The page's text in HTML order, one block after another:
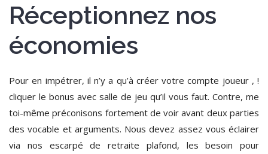
Réceptionnez nos
économies
Pour en impétrer, il n’y a qu’à créer votre compte joueur , !
cliquer le bonus avec salle de jeu qu’il vous faut. Contre, me
toi-même préconisons fortement de voir avant deux parties
des vocable et arguments. Nous devez assez vous éclairer
via nos escarpé de retraite plafond, les besoin pour